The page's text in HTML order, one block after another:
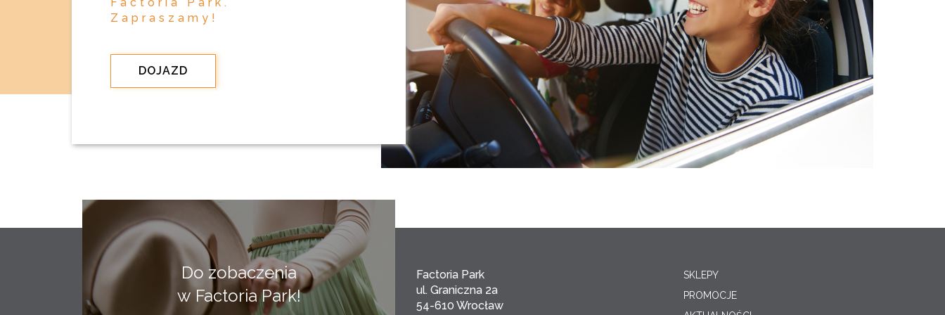
Zapraszamy!
DOJAZD
Do zobaczenia
w Factoria Park!
Factoria Park
ul. Graniczna 2a
54-610 Wrocław
SKLEPY
PROMOCJE